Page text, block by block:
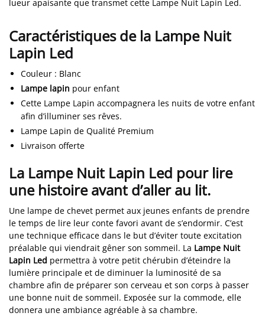
lueur apaisante que transmet cette Lampe Nuit Lapin Led.
Caractéristiques de la Lampe Nuit
Lapin Led
Couleur : Blanc
Lampe lapin pour enfant
Cette Lampe Lapin accompagnera les nuits de votre enfant
afin d’illuminer ses rêves.
Lampe Lapin de Qualité Premium
Livraison offerte
La Lampe Nuit Lapin Led pour lire
une histoire avant d’aller au lit.
Une lampe de chevet permet aux jeunes enfants de prendre
le temps de lire leur conte favori avant de s’endormir. C’est
une technique efficace dans le but d’éviter toute excitation
préalable qui viendrait gêner son sommeil. La Lampe Nuit
Lapin Led permettra à votre petit chérubin d’éteindre la
lumière principale et de diminuer la luminosité de sa
chambre afin de préparer son cerveau et son corps à passer
une bonne nuit de sommeil. Exposée sur la commode, elle
donnera une ambiance agréable à sa chambre.